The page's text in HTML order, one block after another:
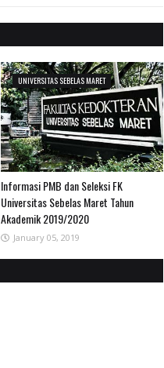
UNIVERSITAS SEBELAS MARET
Informasi PMB dan Seleksi FK
Universitas Sebelas Maret Tahun
Akademik 2019/2020
January 05, 2019